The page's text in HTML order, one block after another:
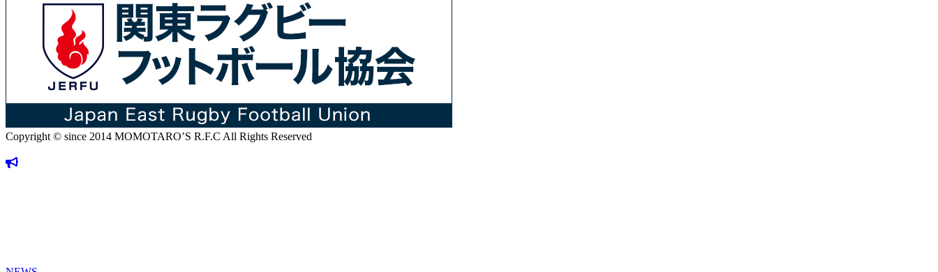
Copyright © since 2014 MOMOTARO’S R.F.C All Rights Reserved